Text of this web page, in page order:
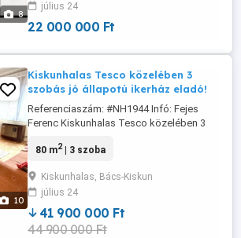
8
Legyen szó teljes körű felújításról vagy
újépítésű társasház építéséről ...
július 24
22 000 000 Ft
10
Kiskunhalas Tesco közelében 3
szobás jó állapotú ikerház eladó!
Referenciaszám: #NH1944 Infó: Fejes
Ferenc Kiskunhalas Tesco közelében 3
Kiskunhalas csendes utcájában eladó egy
356 m -es, önálló, rendezett telken. Az
1970-es években épült, beton alapra, tégla
falazattal és cseréptetővel. ...
80 m2| 3 szoba
Kiskunhalas, Bács-Kiskun
július 24
41 900 000 Ft
44 900 000 Ft